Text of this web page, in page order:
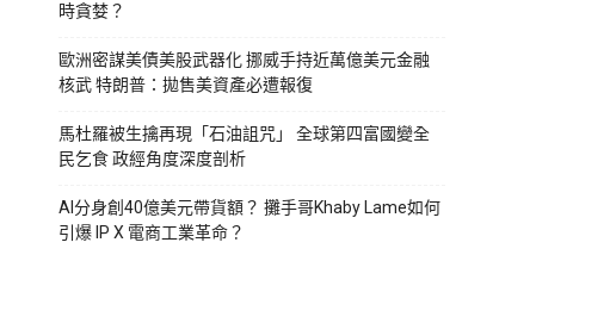
時貪婪？
歐洲密謀美債美股武器化 挪威手持近萬億美元金融
核武 特朗普：拋售美資產必遭報復
馬杜羅被生擒再現「石油詛咒」 全球第四富國變全
民乞食 政經角度深度剖析
AI分身創40億美元帶貨額？ 攤手哥Khaby Lame如何
引爆 IP X 電商工業革命？